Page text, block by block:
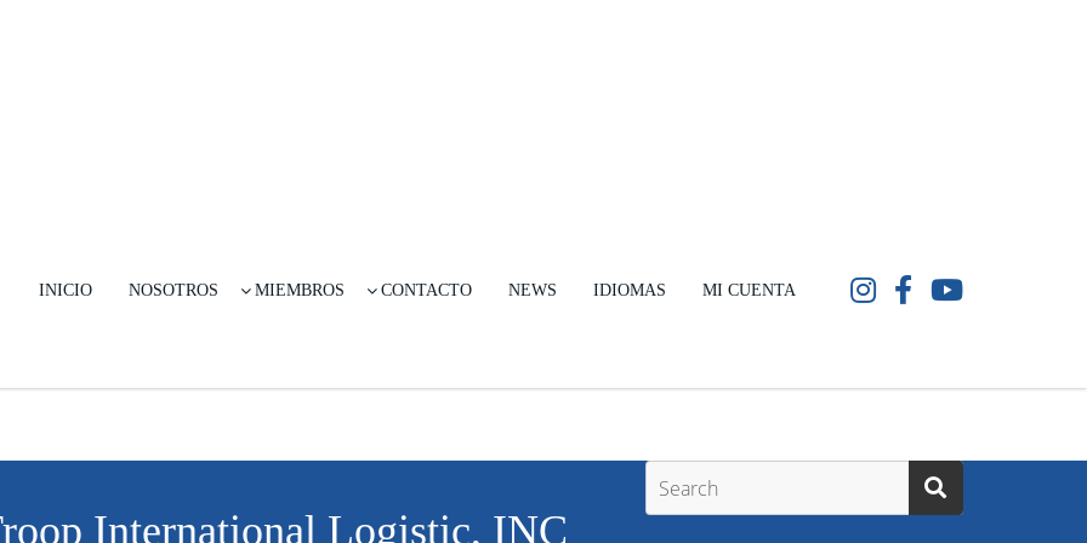
INICIO NOSOTROS MIEMBROS CONTACTO NEWS IDIOMAS MI CUENTA
International Logistic, INC